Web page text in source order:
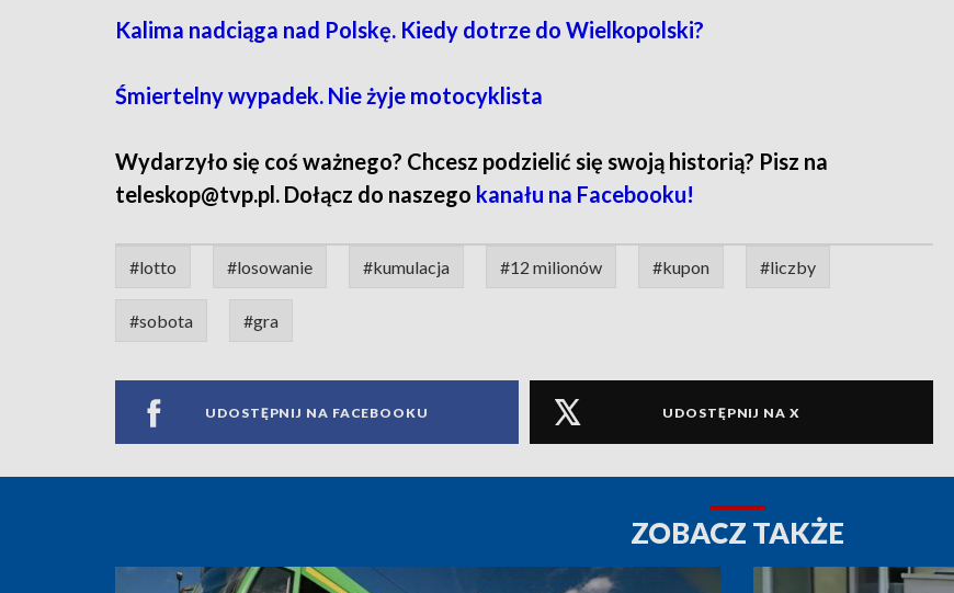
Kalima nadciąga nad Polskę. Kiedy dotrze do Wielkopolski?
Śmiertelny wypadek. Nie żyje motocyklista
Wydarzyło się coś ważnego? Chcesz podzielić się swoją historią? Pisz na
teleskop@tvp.pl. Dołącz do naszego kanału na Facebooku!
#lotto #losowanie #kumulacja #12 milionów #kupon #liczby
#sobota #gra
UDOSTĘPNIJ NA FACEBOOKU UDOSTĘPNIJ NA X
ZOBACZ TAKŻE